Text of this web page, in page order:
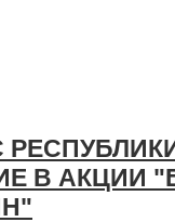
В АКЦИИ